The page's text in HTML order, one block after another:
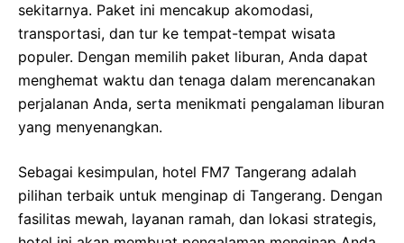
sekitarnya. Paket ini mencakup akomodasi,
transportasi, dan tur ke tempat-tempat wisata
populer. Dengan memilih paket liburan, Anda dapat
menghemat waktu dan tenaga dalam merencanakan
perjalanan Anda, serta menikmati pengalaman liburan
yang menyenangkan.
Sebagai kesimpulan, hotel FM7 Tangerang adalah
pilihan terbaik untuk menginap di Tangerang. Dengan
fasilitas mewah, layanan ramah, dan lokasi strategis,